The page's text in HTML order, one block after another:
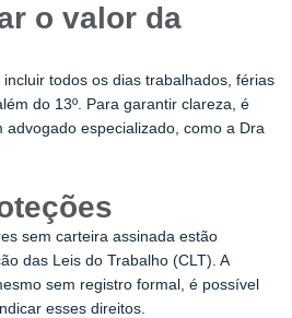
o valor da
todos os dias trabalhados, férias
do 13º. Para garantir clareza, é
especializado, como a Dra
sem carteira assinada estão
das Leis do Trabalho (CLT). A
sem registro formal, é possível
esses direitos.